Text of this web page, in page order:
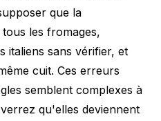
que la
les fromages,
italiens sans vérifier, et
cuit. Ces erreurs
semblent complexes à
qu'elles deviennent